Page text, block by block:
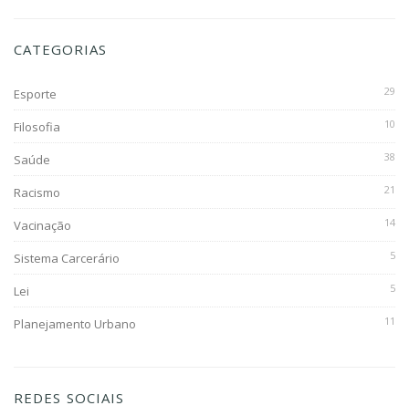
CATEGORIAS
Esporte 29
Filosofia 10
Saúde 38
Racismo 21
Vacinação 14
Sistema Carcerário 5
Lei 5
Planejamento Urbano 11
REDES SOCIAIS